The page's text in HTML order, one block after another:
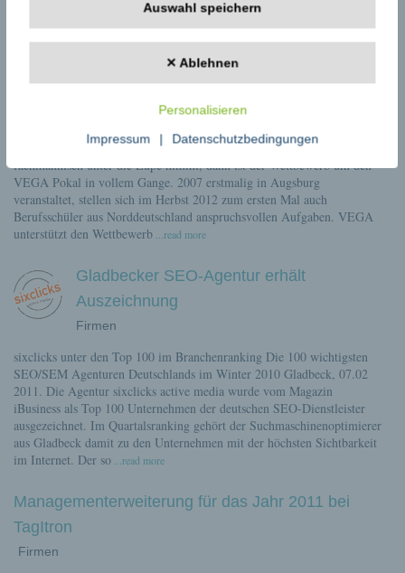
Consignos war von Anfang an der Wunschpartner
Wenn junge Köche eifrig in der Küche hantieren,
Nachwuchshotelfachkräfte Cocktails mixen und eine Jury das Ergebnis
fachmännisch unter die Lupe nimmt, dann ist der Wettbewerb um den
VEGA Pokal in vollem Gange. 2007 erstmalig in Augsburg
veranstaltet, stellen sich im Herbst 2012 zum ersten Mal auch
Berufsschüler aus Norddeutschland anspruchsvollen Aufgaben. VEGA
unterstützt den Wettbewerb ...read more
Gladbecker SEO-Agentur erhält
Auszeichnung
Firmen
sixclicks unter den Top 100 im Branchenranking Die 100 wichtigsten
SEO/SEM Agenturen Deutschlands im Winter 2010 Gladbeck, 07.02
2011. Die Agentur sixclicks active media wurde vom Magazin
iBusiness als Top 100 Unternehmen der deutschen SEO-Dienstleister
ausgezeichnet. Im Quartalsranking gehört der Suchmaschinenoptimierer
aus Gladbeck damit zu den Unternehmen mit der höchsten Sichtbarkeit
im Internet. Der so ...read more
Managementerweiterung für das Jahr 2011 bei
TagItron
Firmen
Auswahl speichern
✕ Ablehnen
Personalisieren
Impressum | Datenschutzbedingungen